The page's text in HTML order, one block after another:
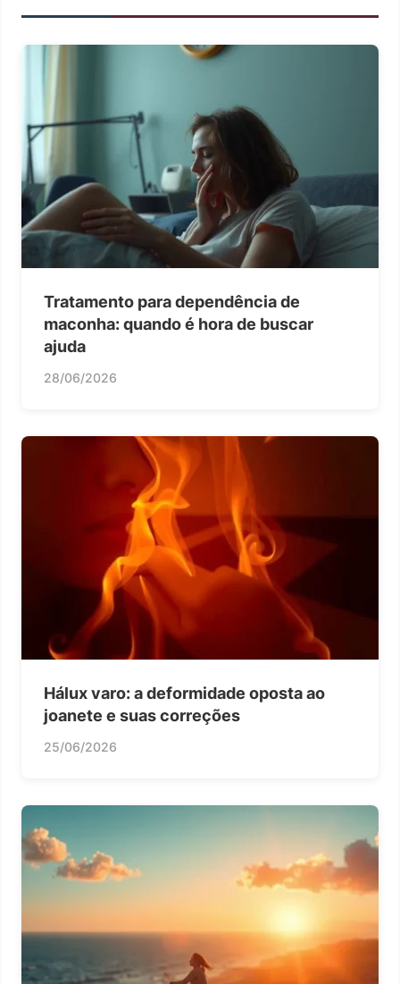
Tratamento para dependência de
maconha: quando é hora de buscar
ajuda
28/06/2026
Hálux varo: a deformidade oposta ao
joanete e suas correções
25/06/2026